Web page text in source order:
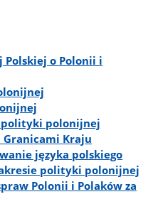
Polskiej o Polonii i
polityki polonijnej
Granicami Kraju
języka polskiego
polityki polonijnej
Polonii i Polaków za